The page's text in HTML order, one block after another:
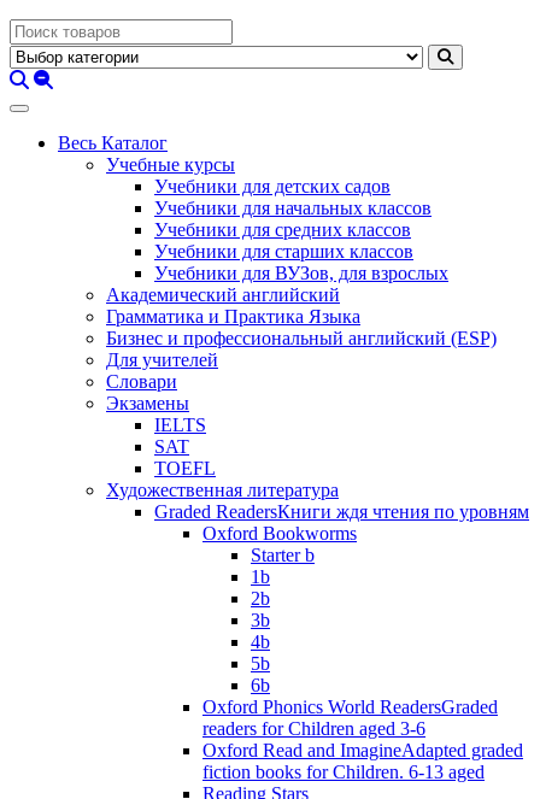
Весь Каталог
Учебные курсы
Учебники для детских садов
Учебники для начальных классов
Учебники для средних классов
Учебники для старших классов
Учебники для ВУЗов, для взрослых
Академический английский
Грамматика и Практика Языка
Бизнес и профессиональный английский (ESP)
Для учителей
Словари
Экзамены
IELTS
SAT
TOEFL
Художественная литература
Graded ReadersКниги ждя чтения по уровням
Oxford Bookworms
Starter b
1b
2b
3b
4b
5b
6b
Oxford Phonics World ReadersGraded
readers for Children aged 3-6
Oxford Read and ImagineAdapted graded
fiction books for Children. 6-13 aged
Reading Stars